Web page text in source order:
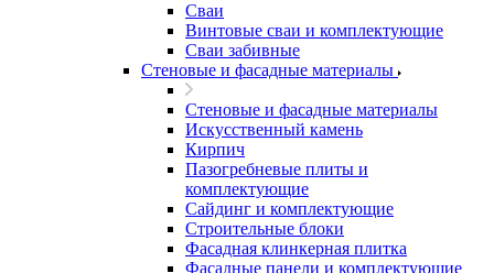
Сваи
Винтовые сваи и комплектующие
Сваи забивные
Стеновые и фасадные материалы
Стеновые и фасадные материалы
Искусственный камень
Кирпич
Пазогребневые плиты и
комплектующие
Сайдинг и комплектующие
Строительные блоки
Фасадная клинкерная плитка
Фасадные панели и комплектующие